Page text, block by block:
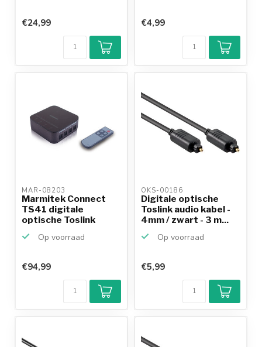
€24,99 €4,99
MAR-08203
Marmitek Connect
TS41 digitale
optische Toslink
Op voorraad
€94,99
OKS-00186
Digitale optische
Toslink audio kabel -
4mm / zwart - 3 m...
Op voorraad
€5,99